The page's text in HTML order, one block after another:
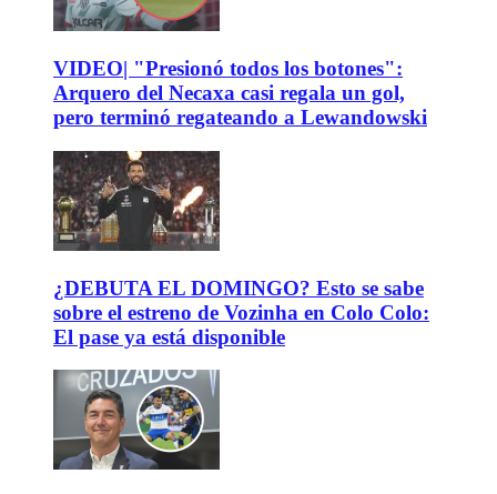
VIDEO| "Presionó todos los botones":
Arquero del Necaxa casi regala un gol,
pero terminó regateando a Lewandowski
¿DEBUTA EL DOMINGO? Esto se sabe
sobre el estreno de Vozinha en Colo Colo:
El pase ya está disponible